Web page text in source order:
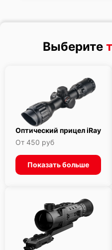
Выберите
Оптический прицел iRay
От 450 руб
Показать больше